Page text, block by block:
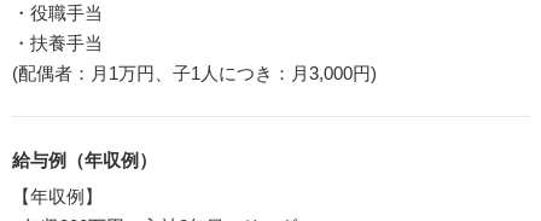
・役職手当
・扶養手当
(配偶者：月1万円、子1人につき：月3,000円)
給与例（年収例）
【年収例】